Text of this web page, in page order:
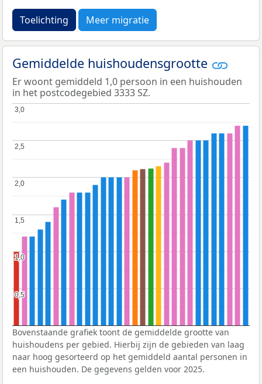
Toelichting Meer migratie
Gemiddelde huishoudensgrootte
Er woont gemiddeld 1,0 persoon in een huishouden
in het postcodegebied 3333 SZ.
0,5
0,5
1,0
1,0
1,5
1,5
2,0
2,0
2,5
2,5
3,0
3,0
Bovenstaande grafiek toont de gemiddelde grootte van
huishoudens per gebied. Hierbij zijn de gebieden van laag
naar hoog gesorteerd op het gemiddeld aantal personen in
een huishouden. De gegevens gelden voor 2025.